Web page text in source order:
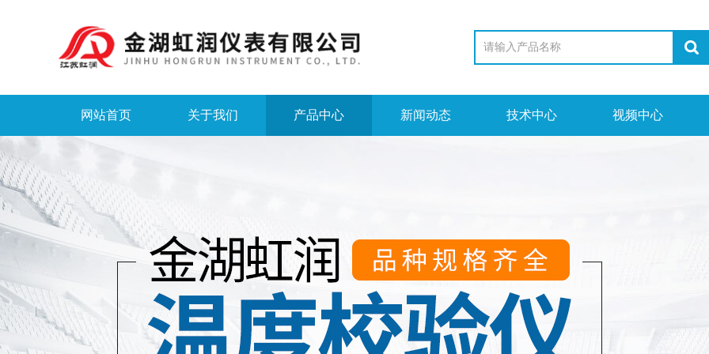
网站首页 关于我们 产品中心 新闻动态 技术中心 视频中心